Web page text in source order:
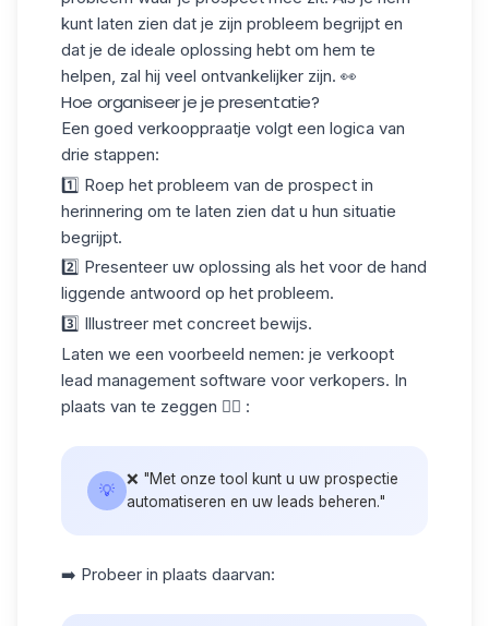
kunt laten zien dat je zijn probleem begrijpt en
dat je de ideale oplossing hebt om hem te
helpen, zal hij veel ontvankelijker zijn. 👀
Hoe organiseer je je presentatie?
Een goed verkooppraatje volgt een logica van
drie stappen:
1️⃣ Roep het probleem van de prospect in
herinnering om te laten zien dat u hun situatie
begrijpt.
2️⃣ Presenteer uw oplossing als het voor de hand
liggende antwoord op het probleem.
3️⃣ Illustreer met concreet bewijs.
Laten we een voorbeeld nemen: je verkoopt
lead management software voor verkopers. In
plaats van te zeggen 👇🏻 :
💡
❌ "Met onze tool kunt u uw prospectie
automatiseren en uw leads beheren."
➡️ Probeer in plaats daarvan: